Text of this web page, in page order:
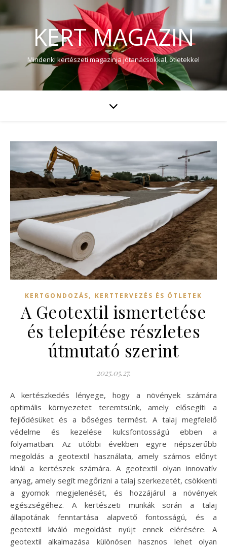
KERT MAGAZIN
Mindenki kertészeti magazinja jótanácsokkal, ötletekkel
KERTGONDOZÁS, KERTTERVEZÉS ÉS ÖTLETEK
A Geotextil ismertetése
és telepítése részletes
útmutató szerint
2025.05.27.
A kertészkedés lényege, hogy a növények számára
optimális környezetet teremtsünk, amely elősegíti a
fejlődésüket és a bőséges termést. A talaj megfelelő
védelme és kezelése kulcsfontosságú ebben a
folyamatban. Az utóbbi években egyre népszerűbb
megoldás a geotextil használata, amely számos előnyt
kínál a kertészek számára. A geotextil olyan innovatív
anyag, amely segít megőrizni a talaj szerkezetét, csökkenti
a gyomok megjelenését, és hozzájárul a növények
egészségéhez. A kertészeti munkák során a talaj
állapotának fenntartása alapvető fontosságú, és a
geotextil kiváló megoldást nyújt ennek elérésére. A
geotextil alkalmazása különösen hasznos lehet olyan